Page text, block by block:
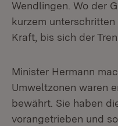
Wendlingen. Wo der
kurzem
Kraft, bis sich der
Minister Hermann
Umweltzonen waren
bewährt. Sie haben
vorangetrieben und